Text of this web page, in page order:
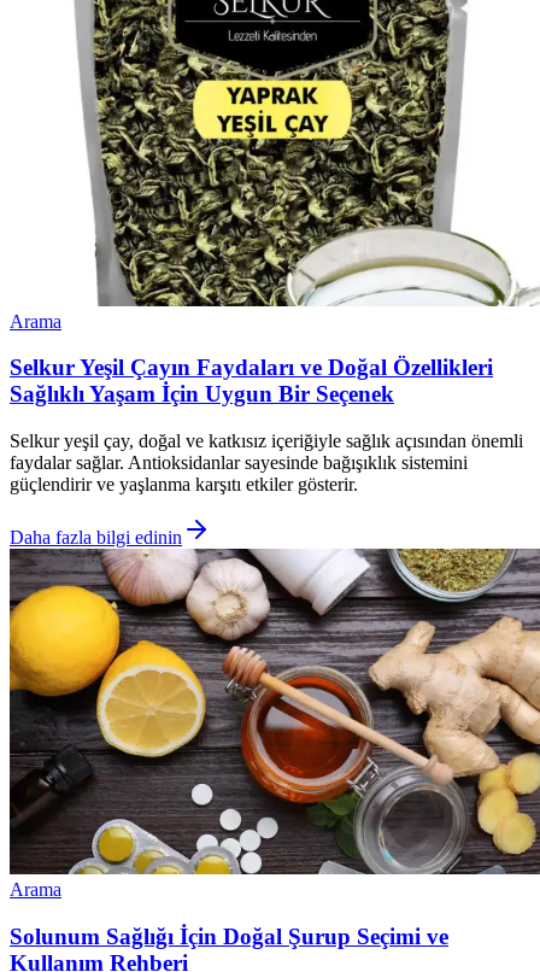
Arama
Selkur Yeşil Çayın Faydaları ve Doğal Özellikleri
Sağlıklı Yaşam İçin Uygun Bir Seçenek
Selkur yeşil çay, doğal ve katkısız içeriğiyle sağlık açısından önemli
faydalar sağlar. Antioksidanlar sayesinde bağışıklık sistemini
güçlendirir ve yaşlanma karşıtı etkiler gösterir.
Daha fazla bilgi edinin
Arama
Solunum Sağlığı İçin Doğal Şurup Seçimi ve
Kullanım Rehberi